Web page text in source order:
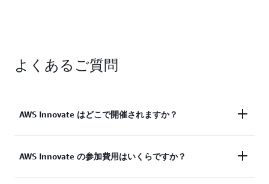
よくあるご質問
AWS Innovate はどこで開催されますか？
AWS Innovate はオンラインカンファレンスです。
AWS Innovate の参加費用はいくらですか？